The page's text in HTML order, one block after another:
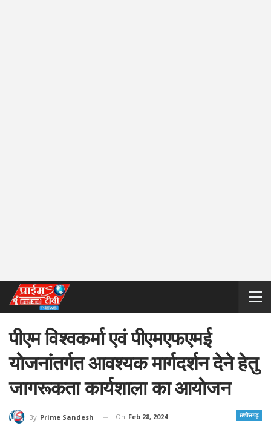
पीएम विश्वकर्मा एवं पीएमएफएमई
योजनांतर्गत आवश्यक मार्गदर्शन देने हेतु
जागरूकता कार्यशाला का आयोजन
छत्तीसगढ़
By Prime Sandesh On Feb 28, 2024